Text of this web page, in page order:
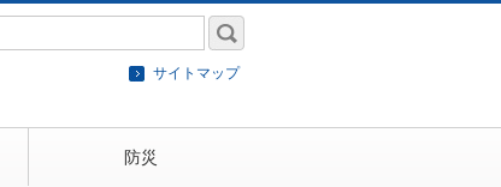
サイトマップ
防災